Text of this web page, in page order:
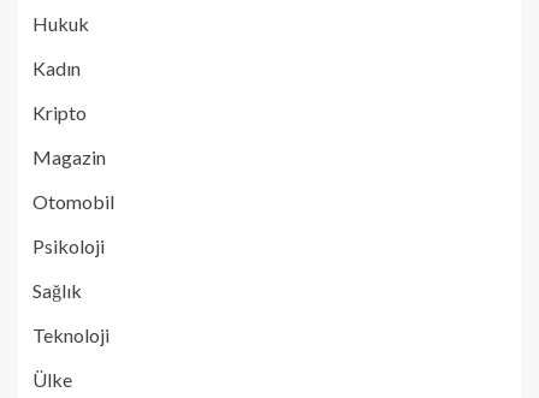
Hukuk
Kadın
Kripto
Magazin
Otomobil
Psikoloji
Sağlık
Teknoloji
Ülke